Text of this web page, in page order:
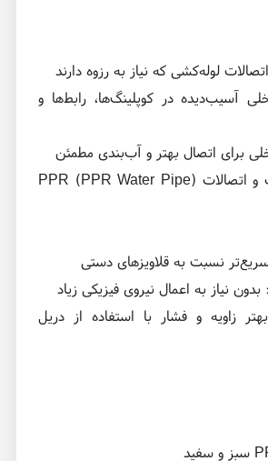
لوله‌کشی که نیاز به رزوه دارند
آسیب‌دیده در کوپلینگ‌ها، رابط‌ها و
برای اتصال بهتر و آب‌بندی مطمئن
مناسب برای لوله آب و اتصالات PPR (PPR Water Pipe)
نسبت به قلاویزهای دستی
نیاز به اعمال نیروی فیزیکی زیاد
زاویه و فشار با استفاده از دریل